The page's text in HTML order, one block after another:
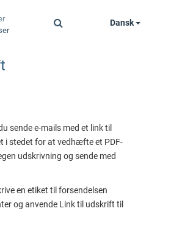
Dansk
sende e-mails med et link til
i stedet for at vedhæfte et PDF-
udskrivning og sende med
en etiket til forsendelsen
og anvende Link til udskrift til